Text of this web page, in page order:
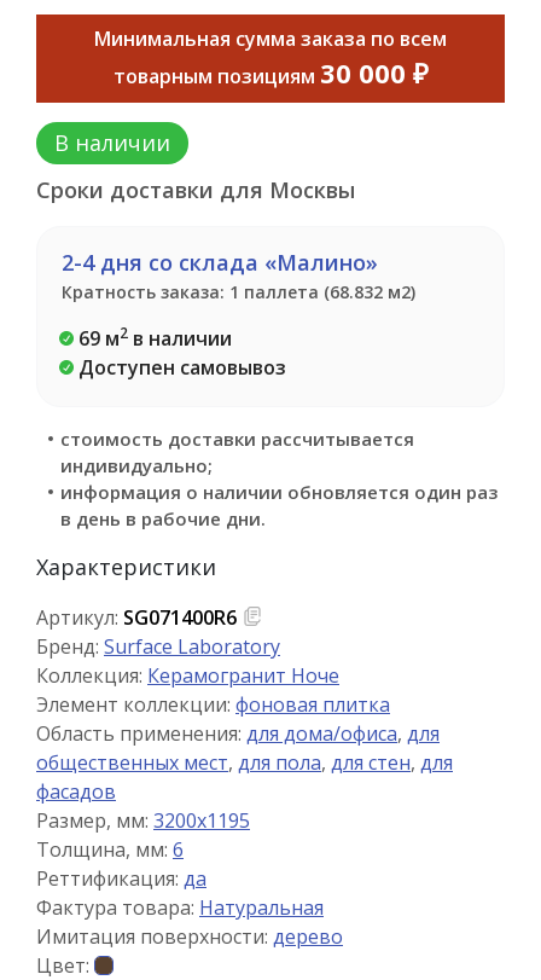
Минимальная сумма заказа по всем
товарным позициям 30 000 ₽
В наличии
Сроки доставки для Москвы
2-4 дня со склада «Малино»
Кратность заказа: 1 паллета (68.832 м2)
69 м2 в наличии
Доступен самовывоз
стоимость доставки рассчитывается
индивидуально;
информация о наличии обновляется один раз
в день в рабочие дни.
Характеристики
Артикул: SG071400R6
Бренд: Surface Laboratory
Коллекция: Керамогранит Ноче
Элемент коллекции: фоновая плитка
Область применения: для дома/офиса, для
общественных мест, для пола, для стен, для
фасадов
Размер, мм: 3200x1195
Толщина, мм: 6
Реттификация: да
Фактура товара: Натуральная
Имитация поверхности: дерево
Цвет: